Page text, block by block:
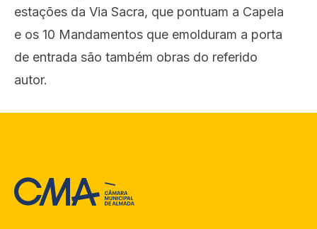
estações da Via Sacra, que pontuam a Capela
e os 10 Mandamentos que emolduram a porta
de entrada são também obras do referido
autor.